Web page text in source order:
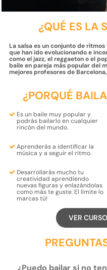
¿QUÉ ES LA
La salsa es un conjunto de
que han ido evolucionando e
como el jazz, el reggaeton o el
baile en pareja más popular del
mejores profesores de Barcelona,
¿PORQUÉ
Es un baile muy popular y
podrás bailarloen cualquier
rincón del mundo.
Aprenderás a identificar la
música ya seguir el ritmo.
Desarrollarás mucho tu
creatividad aprendiendo
nuevas figurasy enlazándolas
como más te guste. El límite lo
marcas tú!
VER
¿Puedo bailar si no